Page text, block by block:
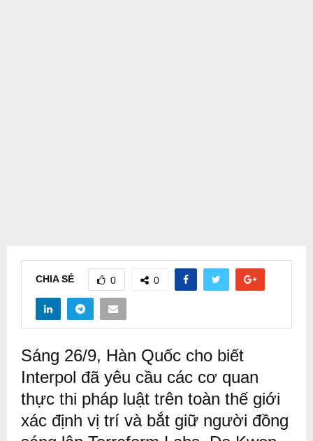
CHIA SẺ 0 0
Sáng 26/9, Hàn Quốc cho biết
Interpol đã yêu cầu các cơ quan
thực thi pháp luật trên toàn thế giới
xác định vị trí và bắt giữ người đồng